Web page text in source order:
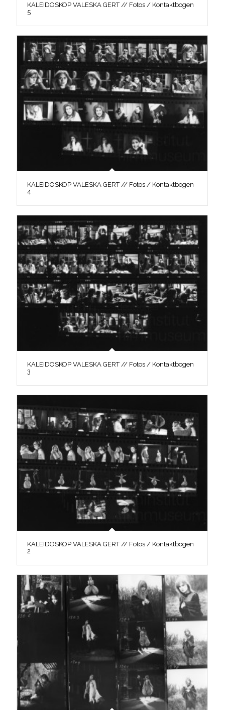
KALEIDOSKOP VALESKA GERT // Fotos / Kontaktbogen
5
KALEIDOSKOP VALESKA GERT // Fotos / Kontaktbogen
4
KALEIDOSKOP VALESKA GERT // Fotos / Kontaktbogen
3
KALEIDOSKOP VALESKA GERT // Fotos / Kontaktbogen
2